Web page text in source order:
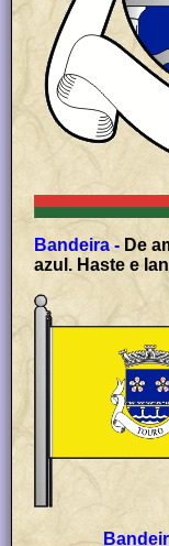
Bandeira - De
azul. Haste e